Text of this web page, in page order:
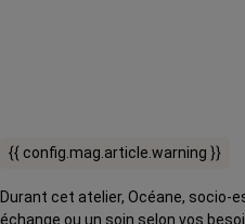
{{ config.mag.article.warning }}
Durant cet atelier, Océane, socio-
échange ou un soin selon vos